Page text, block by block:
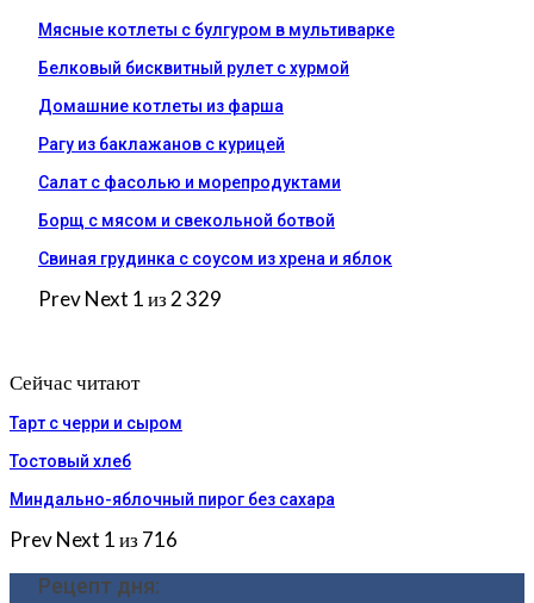
Мясные котлеты с булгуром в мультиварке
Белковый бисквитный рулет с хурмой
Домашние котлеты из фарша
Рагу из баклажанов с курицей
Салат с фасолью и морепродуктами
Борщ с мясом и свекольной ботвой
Свиная грудинка с соусом из хрена и яблок
PrevNext 1 из 2 329
Сейчас читают
Тарт с черри и сыром
Тостовый хлеб
Миндально-яблочный пирог без сахара
PrevNext 1 из 716
Рецепт дня: